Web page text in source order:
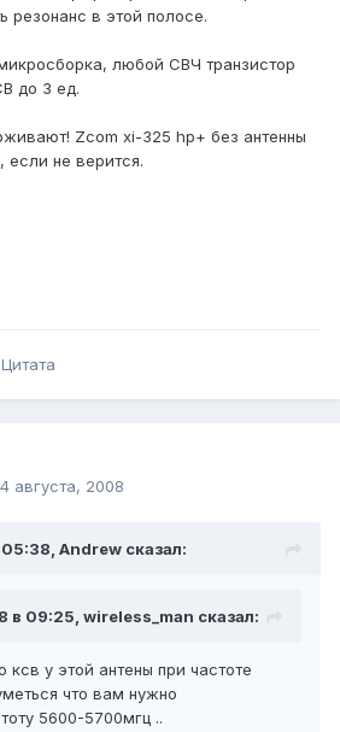
резонанс в этой полосе.
любой СВЧ транзистор
до 3 ед.
Zcom xi-325 hp+ без антенны
если не верится.
Цитата
4 августа, 2008
Andrеw сказал:
09:25, wireless_man сказал:
ксв у этой антены при частоте
что вам нужно
5600-5700мгц ..